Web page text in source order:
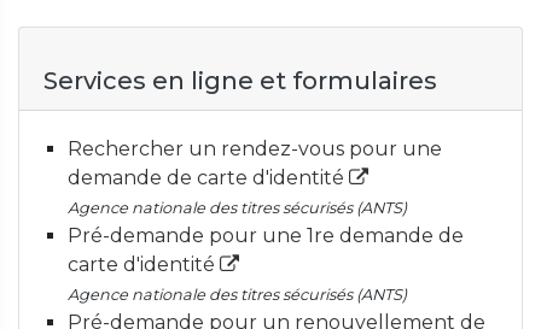
Services en ligne et formulaires
Rechercher un rendez-vous pour une
demande de carte d'identité
Agence nationale des titres sécurisés (ANTS)
Pré-demande pour une 1re demande de
carte d'identité
Agence nationale des titres sécurisés (ANTS)
Pré-demande pour un renouvellement de